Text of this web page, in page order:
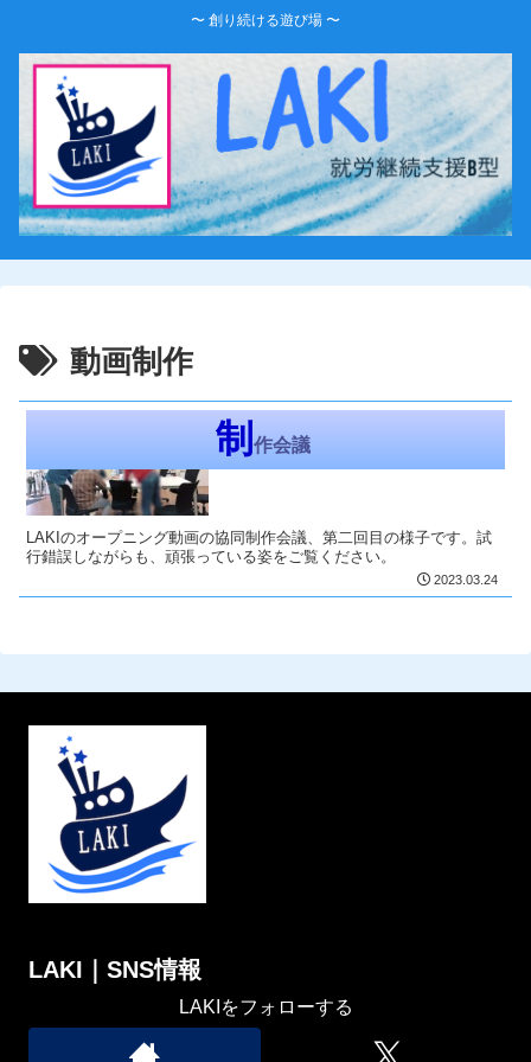
〜 創り続ける遊び場 〜
動画制作
制作会議
LAKIのオープニング動画の協同制作会議、第二回目の様子です。試
行錯誤しながらも、頑張っている姿をご覧ください。
2023.03.24
LAKI｜SNS情報
LAKIをフォローする